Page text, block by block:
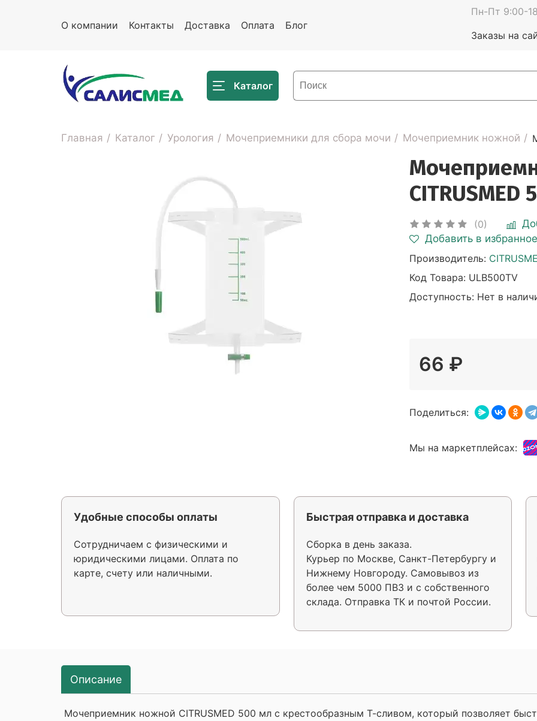
О компании Контакты Доставка Оплата Блог
Пн-Пт 9:00-
Заказы на
Каталог
Главная Каталог Урология Мочеприемники для сбора мочи Мочеприемник ножной
CITRUSMED
(0)
Добавить в избранное
Производитель:
Код Товара: ULB500TV
Доступность: Нет в
66 ₽
Поделиться:
Мы на маркетплейсах:
Удобные способы оплаты
Сотрудничаем с физическими и
юридическими лицами. Оплата по
карте, счету или наличными.
Быстрая отправка и доставка
Сборка в день заказа.
Курьер по Москве, Санкт-Петербургу и
Нижнему Новгороду. Самовывоз из
более чем 5000 ПВЗ и с собственного
склада. Отправка ТК и почтой России.
Описание
Мочеприемник ножной CITRUSMED 500 мл с крестообразным Т-сливом, который позволяет